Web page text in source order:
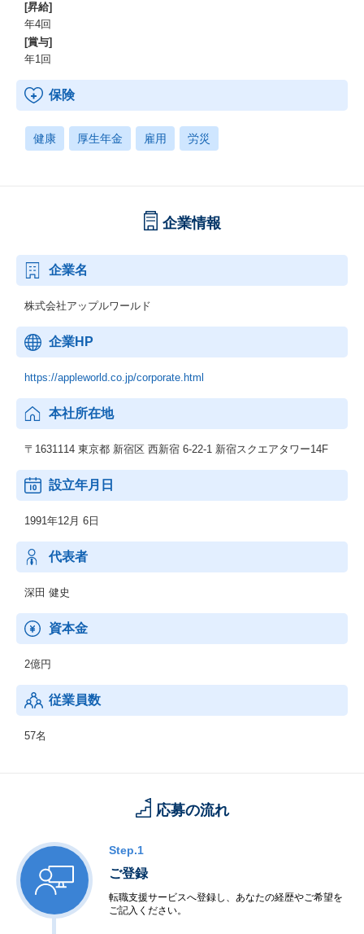
[昇給]
年4回
[賞与]
年1回
保険
健康 厚生年金 雇用 労災
企業情報
企業名
株式会社アップルワールド
企業HP
https://appleworld.co.jp/corporate.html
本社所在地
〒1631114 東京都 新宿区 西新宿 6-22-1 新宿スクエアタワー14F
設立年月日
1991年12月 6日
代表者
深田 健史
資本金
2億円
従業員数
57名
応募の流れ
Step.1
ご登録
転職支援サービスへ登録し、あなたの経歴やご希望を
ご記入ください。